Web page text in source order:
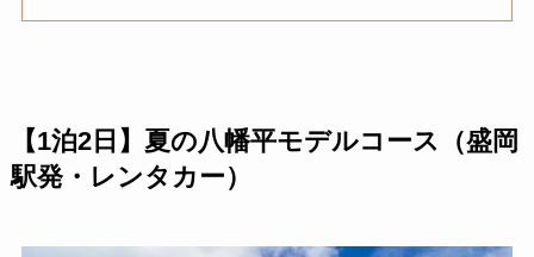
【1泊2日】夏の八幡平モデルコース（盛岡
駅発・レンタカー）